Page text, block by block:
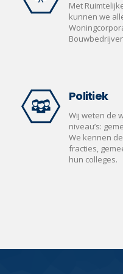
Met
kunnen we
Politiek
Wij weten de
niveau’s:
We kennen
fracties,
hun colleges.